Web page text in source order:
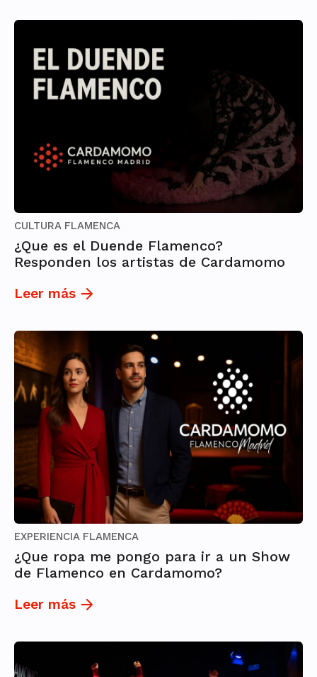
CULTURA FLAMENCA
¿Que es el Duende Flamenco?
Responden los artistas de Cardamomo
Leer más
EXPERIENCIA FLAMENCA
¿Que ropa me pongo para ir a un Show
de Flamenco en Cardamomo?
Leer más